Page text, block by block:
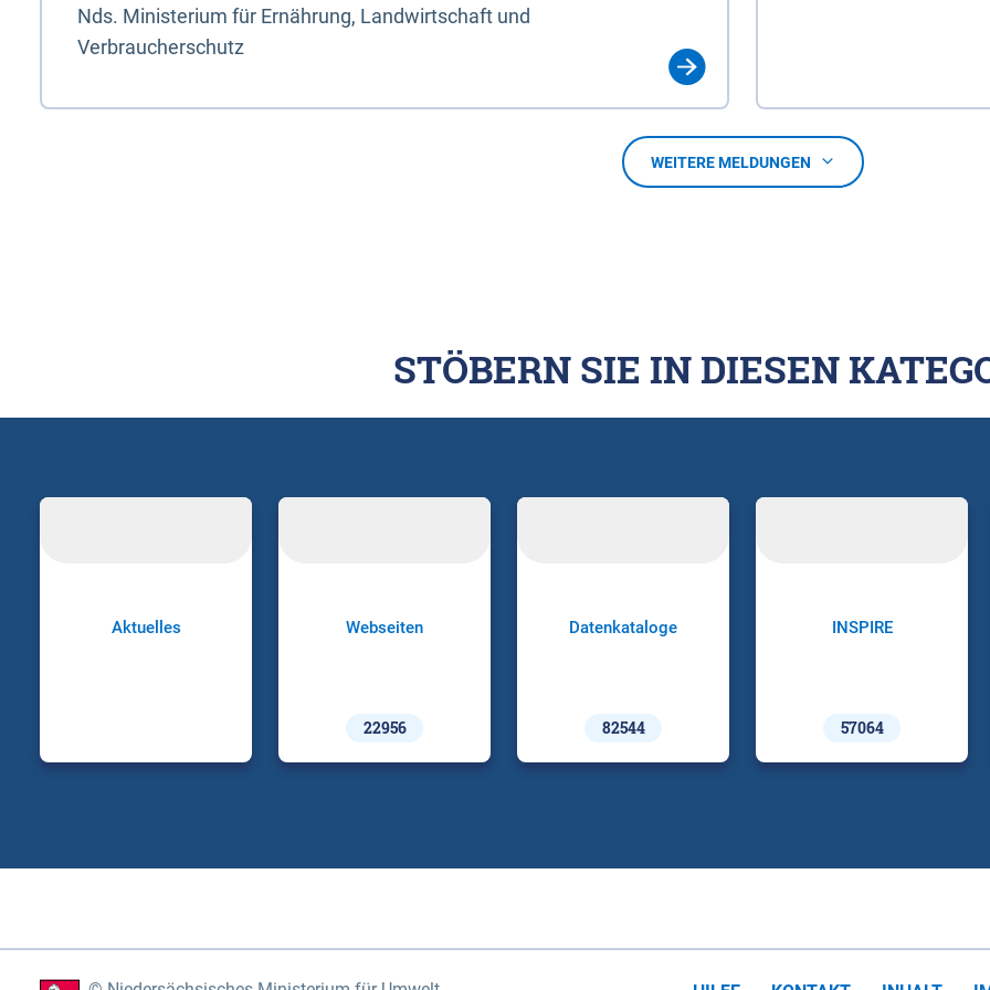
Nds. Ministerium für Ernährung, Landwirtschaft und
Verbraucherschutz
WEITERE MELDUNGEN
STÖBERN SIE IN DIESEN
Aktuelles Webseiten
22956
Datenkataloge
82544
INSPIRE
57064